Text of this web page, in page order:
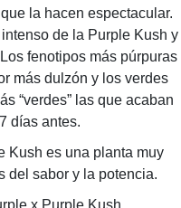
la hacen espectacular.
de la Purple Kush y
fenotipos más púrpuras
más dulzón y los verdes
“verdes” las que acaban
días antes.
Kush es una planta muy
del sabor y la potencia.
x Purple Kush